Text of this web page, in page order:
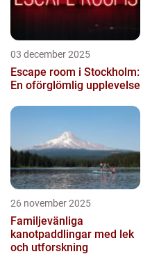
03 december 2025
Escape room i Stockholm:
En oförglömlig upplevelse
26 november 2025
Familjevänliga
kanotpaddlingar med lek
och utforskning